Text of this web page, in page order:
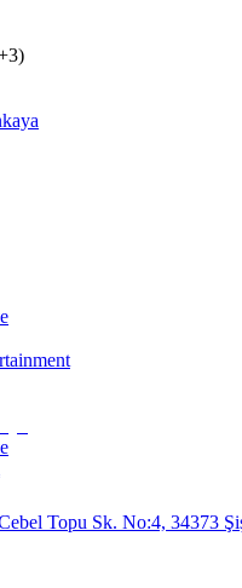
Topu Sk. No:4, 34373